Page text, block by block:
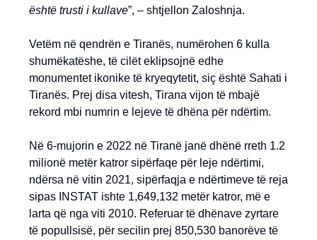
është trusti i kullave”, – shtjellon Zaloshnja.
Vetëm në qendrën e Tiranës, numërohen 6 kulla
shumëkatëshe, të cilët eklipsojnë edhe
monumentet ikonike të kryeqytetit, siç është Sahati i
Tiranës. Prej disa vitesh, Tirana vijon të mbajë
rekord mbi numrin e lejeve të dhëna për ndërtim.
Në 6-mujorin e 2022 në Tiranë janë dhënë rreth 1.2
milionë metër katror sipërfaqe për leje ndërtimi,
ndërsa në vitin 2021, sipërfaqja e ndërtimeve të reja
sipas INSTAT ishte 1,649,132 metër katror, më e
larta që nga viti 2010. Referuar të dhënave zyrtare
të popullsisë, për secilin prej 850,530 banorëve të